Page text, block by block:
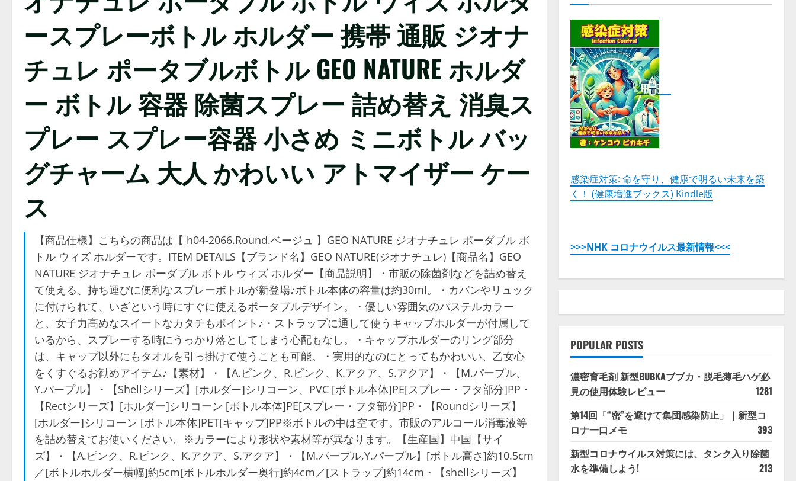
ースプレーボトル ホルダー 携帯 通販 ジオナ
チュレ ポータブルボトル GEO NATURE ホルダ
ー ボトル 容器 除菌スプレー 詰め替え 消臭ス
プレー スプレー容器 小さめ ミニボトル バッ
グチャーム 大人 かわいい アトマイザー ケー
ス
【商品仕様】こちらの商品は【 h04-2066.Round.ベージュ 】GEO NATURE ジオナチュレ ポーダブル ボ
トル ウィズ ホルダーです。ITEM DETAILS【ブランド名】GEO NATURE(ジオナチュレ)【商品名】GEO
NATURE ジオナチュレ ポーダブル ボトル ウィズ ホルダー【商品説明】・市販の除菌剤などを詰め替え
て使える、持ち運びに便利なスプレーボトルが新登場♪ボトル本体の容量は約30ml。・カバンやリュック
に付けられて、いざという時にすぐに使えるポータブルデザイン。・優しい雰囲気のパステルカラー
と、女子力高めなスイートなカタチもポイント♪・ストラップに通して使うキャップホルダーが付属して
いるから、スプレーする時にうっかり落としてしまう心配もなし。・キャップホルダーのリング部分
は、キャップ以外にもタオルを引っ掛けて使うことも可能。・実用的なのにとってもかわいい、乙女心
をくすぐるお勧めアイテム♪【素材】・【A.ピンク、R.ピンク、K.アクア、S.アクア】・【M.パープル、
Y.パープル】・【Shellシリーズ】[ホルダー]シリコーン、PVC [ボトル本体]PE[スプレー・フタ部分]PP・
【Rectシリーズ】[ホルダー]シリコーン [ボトル本体]PE[スプレー・フタ部分]PP・【Roundシリーズ】
[ホルダー]シリコーン [ボトル本体]PET[キャップ]PP※ボトルの中は空です。市販のアルコール消毒液等
を詰め替えてお使いください。※カラーにより形状や素材等が異なります。【生産国】中国【サイ
ズ】・【A.ピンク、R.ピンク、K.アクア、S.アクア】・【M.パープル,Y.パープル】[ボトル高さ]約10.5cm
／[ボトルホルダー横幅]約5cm[ボトルホルダー奥行]約4cm／[ストラップ]約14cm・【shellシリーズ】
感染症対策: 命を守り、健康で明るい未来を築
く！ (健康増進ブックス) Kindle版
>>>NHK コロナウイルス最新情報<<<
POPULAR POSTS
濃密育毛剤 新型BUBKAブブカ・脱毛薄毛ハゲ必
見の使用体験レビュー
1281
第14回「“密”を避けて集団感染防止」｜新型コ
ロナ一口メモ
393
新型コロナウイルス対策には、タンク入り除菌
水を準備しよう!
213